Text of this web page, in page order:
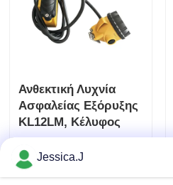
Ανθεκτική Λυχνία
Ασφαλείας Εξόρυξης
KL12LM, Κέλυφος
ABS, Φωτιστικό
Κεφαλής LED για
Εξόρυξη Άνθρακα
Αποστολή
Jessica.J